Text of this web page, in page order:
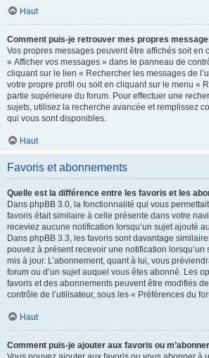
Haut
Comment puis-je retrouver mes propres
Vos propres messages peuvent être affichés soit en
« Afficher vos messages » dans le panneau de
cliquant sur le lien « Rechercher les messages de
votre propre profil ou soit en cliquant sur le menu «
partie supérieure du forum. Pour effectuer une
sujets, utilisez la recherche avancée et remplissez
qui vous sont disponibles.
Haut
Favoris et abonnements
Quelle est la différence entre les favoris et les
Dans phpBB 3.0, la fonctionnalité qui vous
favoris était similaire à celle présente dans votre
receviez aucune notification lorsqu’un sujet ajouté
Dans phpBB 3.3, les favoris sont davantage
pouvez à présent recevoir une notification lorsqu’un
mis à jour. L’abonnement, quant à lui, vous
forum ou d’un sujet auquel vous êtes abonné. Les
favoris et des abonnements peuvent être modifiés
contrôle de l’utilisateur, sous les « Préférences du
Haut
Comment puis-je ajouter aux favoris ou